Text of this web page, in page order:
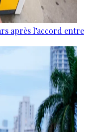
après l’accord entre